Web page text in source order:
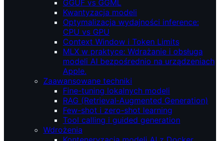
GGUF vs GGML
Kwantyzacja modeli
Optymalizacja wydajności inference:
CPU vs GPU
Context Window i Token Limits
MLX w praktyce: Wdrażanie i obsługa
modeli AI bezpośrednio na urządzeniach
Apple.
Zaawansowane techniki
Fine-tuning lokalnych modeli
RAG (Retrieval‑Augmented Generation)
Few-shot i zero-shot learning
Tool calling i guided generation
Wdrożenia